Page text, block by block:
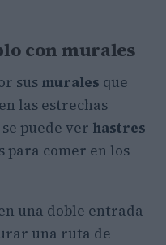
con murales
sus murales que
las estrechas
puede ver hastres
para comer en los
una doble entrada
una ruta de